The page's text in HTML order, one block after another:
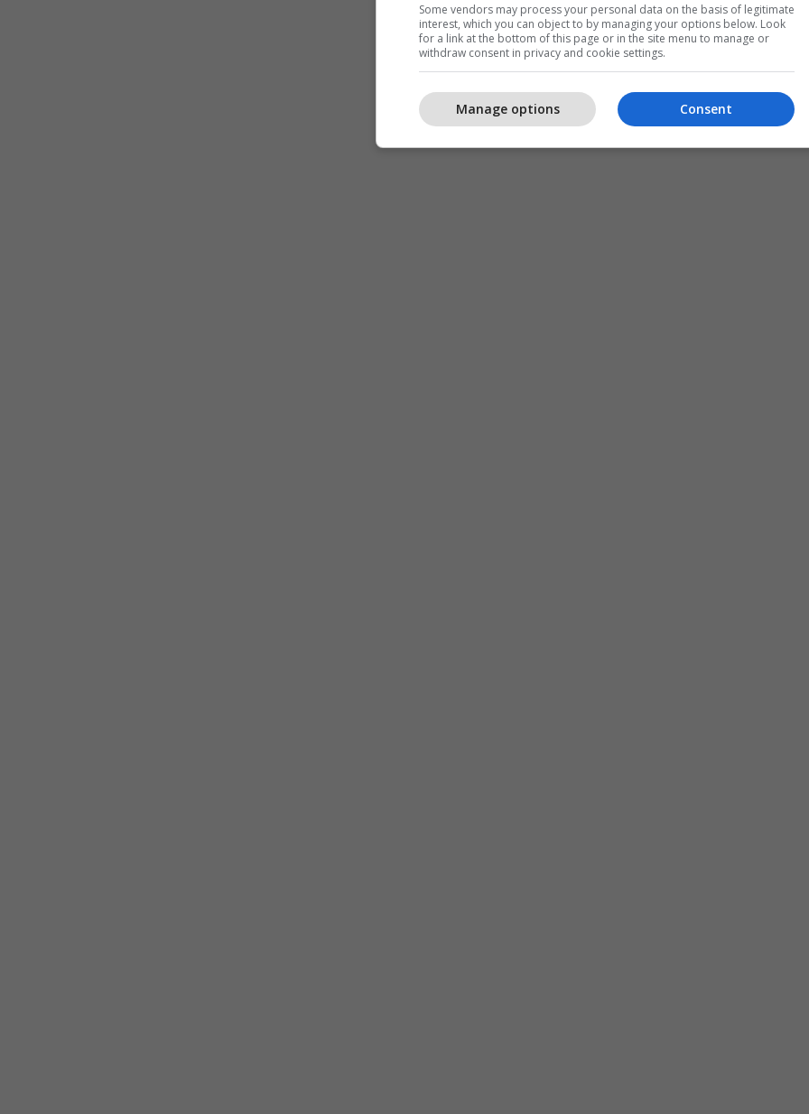
Some vendors may process your personal data on the basis of legitimate
interest, which you can object to by managing your options below. Look
for a link at the bottom of this page or in the site menu to manage or
withdraw consent in privacy and cookie settings.
Consent
Manage options